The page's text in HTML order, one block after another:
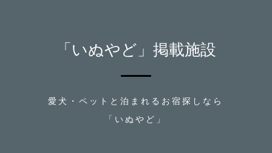
「いぬやど」掲載施設
愛犬・ペットと泊まれるお宿探しなら
「いぬやど」